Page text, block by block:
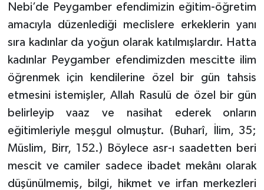
Nebi’de Peygamber efendimizin eğitim-öğretim
amacıyla düzenlediği meclislere erkeklerin yanı
sıra kadınlar da yoğun olarak katılmışlardır. Hatta
kadınlar Peygamber efendimizden mescitte ilim
öğrenmek için kendilerine özel bir gün tahsis
etmesini istemişler, Allah Rasulü de özel bir gün
belirleyip vaaz ve nasihat ederek onların
eğitimleriyle meşgul olmuştur. (Buharî, İlim, 35;
Müslim, Birr, 152.) Böylece asr-ı saadetten beri
mescit ve camiler sadece ibadet mekânı olarak
düşünülmemiş, bilgi, hikmet ve irfan merkezleri
Kars Müftülüğü
Kastamonu Müftülüğü
Kayseri Müftülüğü
Kilis Müftülüğü
Kırıkkale Müftülüğü